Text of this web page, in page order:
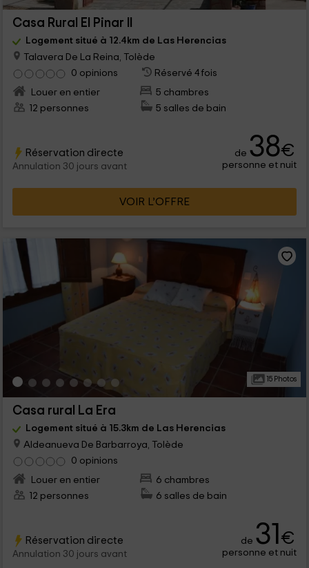
Casa Rural El Pinar II
Logement situé à 12.4km de Las Herencias
Talavera De La Reina, Tolède
0 opinions
Réservé 4 fois
Louer en entier
5 chambres
12 personnes
5 salles de bain
Réservation directe
Annulation 30 jours avant
de 38€
personne et nuit
VOIR L’OFFRE
15 Photos
Casa rural La Era
Logement situé à 15.3km de Las Herencias
Aldeanueva De Barbarroya, Tolède
0 opinions
Louer en entier
6 chambres
12 personnes
6 salles de bain
Réservation directe
Annulation 30 jours avant
de 31€
personne et nuit